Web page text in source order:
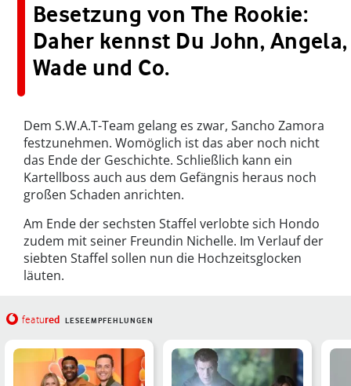
Besetzung von The Rookie:
Daher kennst Du John, Angela,
Wade und Co.
Dem S.W.A.T-Team gelang es zwar, Sancho Zamora
festzunehmen. Womöglich ist das aber noch nicht
das Ende der Geschichte. Schließlich kann ein
Kartellboss auch aus dem Gefängnis heraus noch
großen Schaden anrichten.
Am Ende der sechsten Staffel verlobte sich Hondo
zudem mit seiner Freundin Nichelle. Im Verlauf der
siebten Staffel sollen nun die Hochzeitsglocken
läuten.
featured LESEEMPFEHLUNGEN